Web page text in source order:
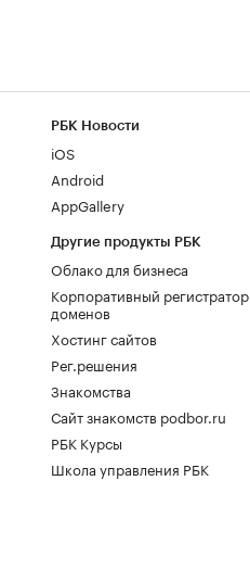
РБК Новости
iOS
Android
AppGallery
Другие продукты РБК
Облако для бизнеса
Корпоративный регистратор
доменов
Хостинг сайтов
Рег.решения
Знакомства
Сайт знакомств podbor.ru
РБК Курсы
Школа управления РБК